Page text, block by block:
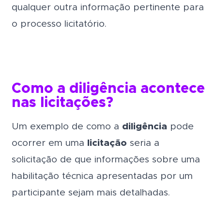
qualquer outra informação pertinente para
o processo licitatório.
Como a diligência acontece
nas licitações?
Um exemplo de como a diligência pode
ocorrer em uma
licitação seria a
solicitação de que informações sobre uma
habilitação técnica apresentadas por um
participante sejam mais detalhadas.